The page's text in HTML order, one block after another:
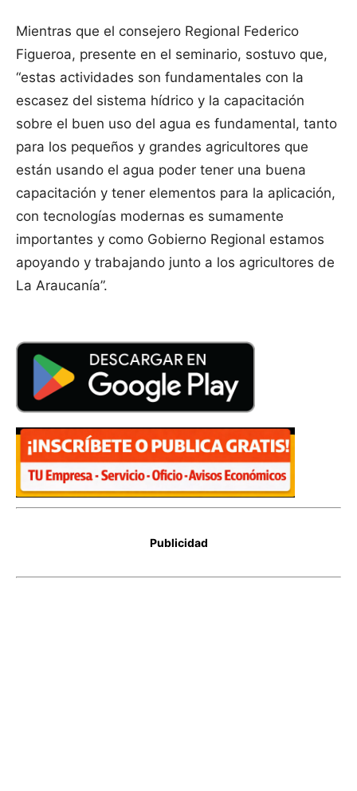
Mientras que el consejero Regional Federico
Figueroa, presente en el seminario, sostuvo que,
“estas actividades son fundamentales con la
escasez del sistema hídrico y la capacitación
sobre el buen uso del agua es fundamental, tanto
para los pequeños y grandes agricultores que
están usando el agua poder tener una buena
capacitación y tener elementos para la aplicación,
con tecnologías modernas es sumamente
importantes y como Gobierno Regional estamos
apoyando y trabajando junto a los agricultores de
La Araucanía”.
Publicidad